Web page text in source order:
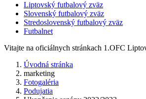
Liptovský futbalový zväz
Slovenský futbalový zväz
Stredoslovenský futbalový zväz
Futbalnet
Vitajte na oficiálnych stránkach 1.OFC
Úvodná stránka
marketing
Fotogaléria
Podujatia